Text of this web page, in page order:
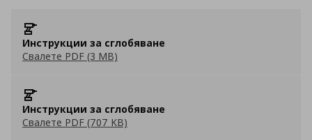
Инструкции за сглобяване
Свалете PDF (3 MB)
Инструкции за сглобяване
Свалете PDF (707 KB)